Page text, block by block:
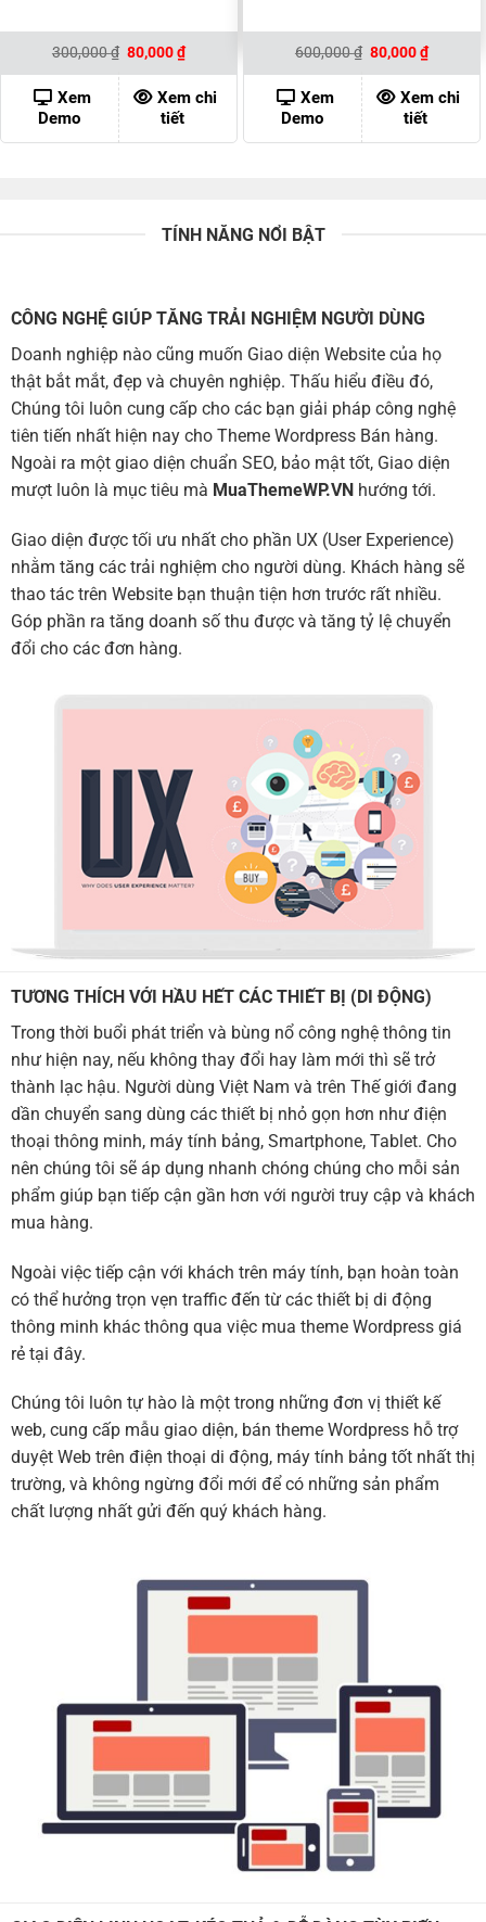
300,000₫ Giá
gốc
là:
300,000 ₫.
80,000₫Giá
hiện
tại
là:
80,000 ₫.
Xem
Demo
Xem chi
tiết
600,000₫ Giá
gốc
là:
600,000 ₫.
80,000₫Giá
hiện
tại
là:
80,000
Xem
Demo
Xem chi
tiết
TÍNH NĂNG NỔI BẬT
CÔNG NGHỆ GIÚP TĂNG TRẢI NGHIỆM NGƯỜI DÙNG
Doanh nghiệp nào cũng muốn Giao diện Website của họ
thật bắt mắt, đẹp và chuyên nghiệp. Thấu hiểu điều đó,
Chúng tôi luôn cung cấp cho các bạn giải pháp công nghệ
tiên tiến nhất hiện nay cho Theme Wordpress Bán hàng.
Ngoài ra một giao diện chuẩn SEO, bảo mật tốt, Giao diện
mượt luôn là mục tiêu mà MuaThemeWP.VN hướng tới.
Giao diện được tối ưu nhất cho phần UX (User Experience)
nhằm tăng các trải nghiệm cho người dùng. Khách hàng sẽ
thao tác trên Website bạn thuận tiện hơn trước rất nhiều.
Góp phần ra tăng doanh số thu được và tăng tỷ lệ chuyển
đổi cho các đơn hàng.
TƯƠNG THÍCH VỚI HẦU HẾT CÁC THIẾT BỊ (DI ĐỘNG)
Trong thời buổi phát triển và bùng nổ công nghệ thông tin
như hiện nay, nếu không thay đổi hay làm mới thì sẽ trở
thành lạc hậu. Người dùng Việt Nam và trên Thế giới đang
dần chuyển sang dùng các thiết bị nhỏ gọn hơn như điện
thoại thông minh, máy tính bảng, Smartphone, Tablet. Cho
nên chúng tôi sẽ áp dụng nhanh chóng chúng cho mỗi sản
phẩm giúp bạn tiếp cận gần hơn với người truy cập và khách
mua hàng.
Ngoài việc tiếp cận với khách trên máy tính, bạn hoàn toàn
có thể hưởng trọn vẹn traffic đến từ các thiết bị di động
thông minh khác thông qua việc mua theme Wordpress giá
rẻ tại đây.
Chúng tôi luôn tự hào là một trong những đơn vị thiết kế
web, cung cấp mẫu giao diện, bán theme Wordpress hỗ trợ
duyệt Web trên điện thoại di động, máy tính bảng tốt nhất thị
trường, và không ngừng đổi mới để có những sản phẩm
chất lượng nhất gửi đến quý khách hàng.